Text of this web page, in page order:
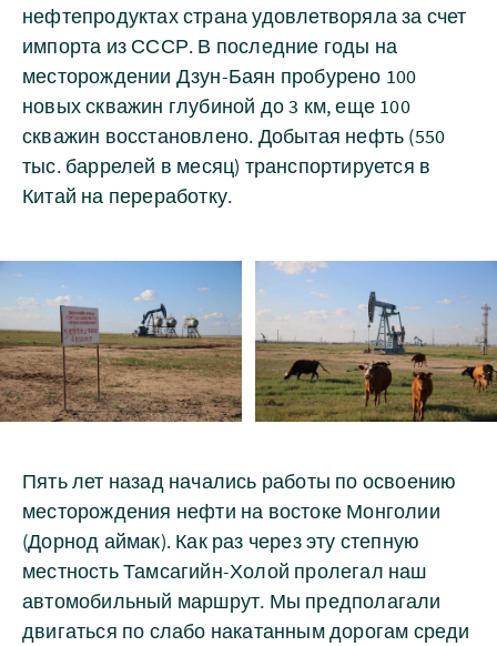
нефтепродуктах страна удовлетворяла за счет
импорта из СССР. В последние годы на
месторождении Дзун-Баян пробурено 100
новых скважин глубиной до 3 км, еще 100
скважин восстановлено. Добытая нефть (550
тыс. баррелей в месяц) транспортируется в
Китай на переработку.
Пять лет назад начались работы по освоению
месторождения нефти на востоке Монголии
(Дорнод аймак). Как раз через эту степную
местность Тамсагийн-Холой пролегал наш
автомобильный маршрут. Мы предполагали
двигаться по слабо накатанным дорогам среди